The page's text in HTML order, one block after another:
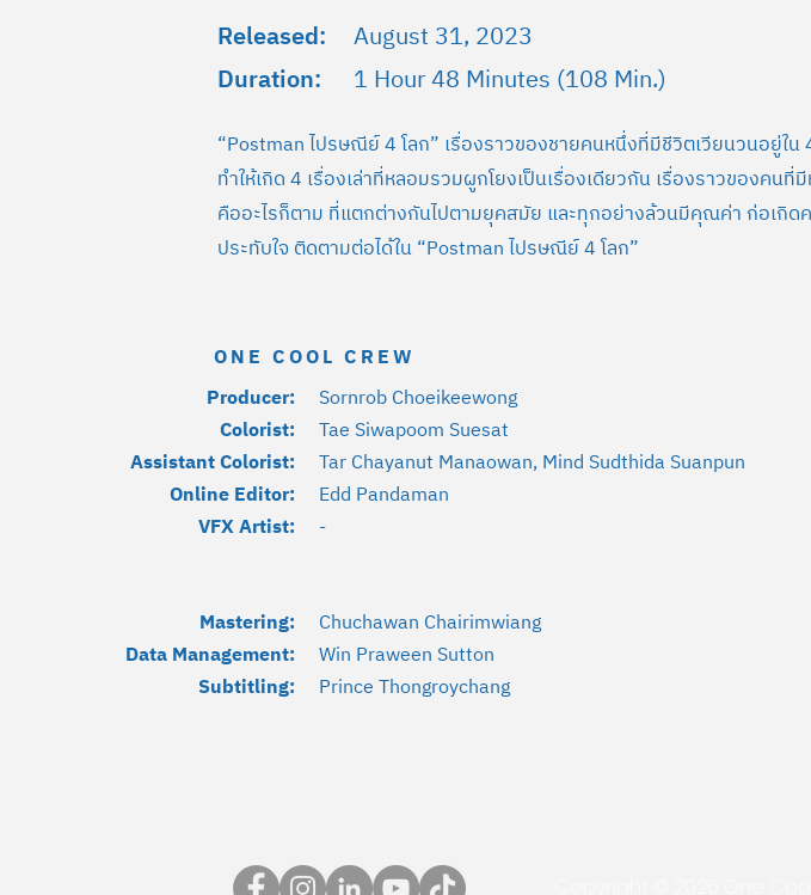
Released:
August 31, 2023
Duration:
1 Hour 48 Minutes (108 Min.)
“Postman ไปรษณีย์ 4 โลก” เรื่องราวของชายคนหนึ่งที่มีชีวิตเวียนวนอยู่
ทำให้เกิด 4 เรื่องเล่าที่หลอมรวมผูกโยงเป็นเรื่องเดียวกัน เรื่องราวของค
คืออะไรก็ตาม ที่แตกต่างกันไปตามยุคสมัย และทุกอย่างล้วนมีคุณค่า ก่อเกิ
ประทับใจ ติดตามต่อได้ใน “Postman ไปรษณีย์ 4 โลก”
ONE COOL CREW
Producer:
Colorist:
Assistant Colorist:
Online Editor:
VFX Artist:
Mastering:
Data Management:
Subtitling:
Sornrob Choeikeewong
Tae Siwapoom Suesat
Tar Chayanut Manaowan, Mind Sudthida Suanpun
Edd Pandaman
-
Chuchawan Chairimwiang
Win Praween Sutton
Prince Thongroychang